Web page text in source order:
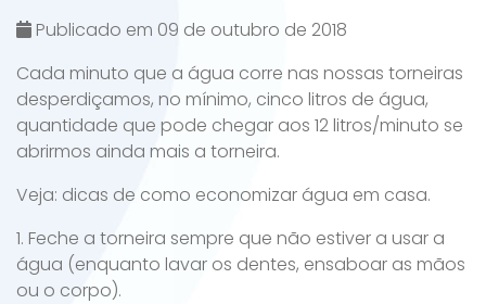
Publicado em 09 de outubro de 2018
Cada minuto que a água corre nas nossas torneiras
desperdiçamos, no mínimo, cinco litros de água,
quantidade que pode chegar aos 12 litros/minuto se
abrirmos ainda mais a torneira.
Veja: dicas de como economizar água em casa.
1. Feche a torneira sempre que não estiver a usar a
água (enquanto lavar os dentes, ensaboar as mãos
ou o corpo).